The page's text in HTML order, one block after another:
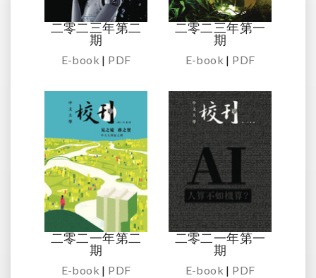
二零二三年第二
期
E-book | PDF
二零二三年第一
期
E-book | PDF
二零二一年第二
期
E-book | PDF
二零二一年第一
期
E-book | PDF